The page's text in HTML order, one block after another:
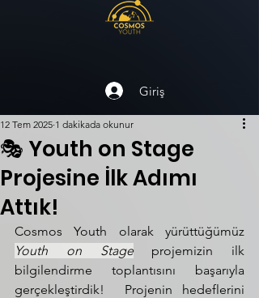
Giriş
🎭 Youth on Stage
Projesine İlk Adımı
Attık!
12 Tem 2025 1 dakikada okunur
Youth on Stage projemizin ilk
bilgilendirme toplantısını başarıyla
gerçekleştirdik!  Projenin hedeflerini